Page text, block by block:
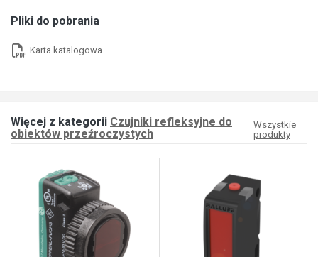
Pliki do pobrania
Karta katalogowa
Więcej z kategorii Czujniki refleksyjne do
obiektów przeźroczystych
Wszystkie
produkty